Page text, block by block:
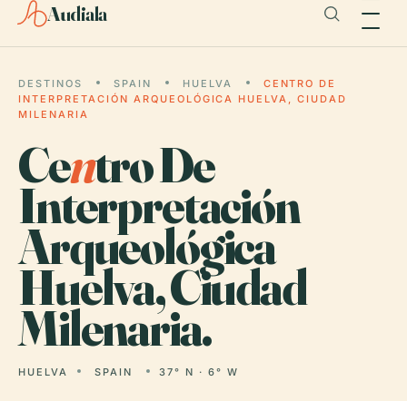
Audiala
DESTINOS SPAIN HUELVA
CENTRO DE
INTERPRETACIÓN ARQUEOLÓGICA HUELVA, CIUDAD
MILENARIA
Centro De
Interpretación
Arqueológica
Huelva, Ciudad
Milenaria.
HUELVA SPAIN 37° N · 6° W